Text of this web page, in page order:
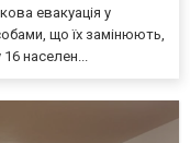
евакуація у
що їх замінюють,
населен...